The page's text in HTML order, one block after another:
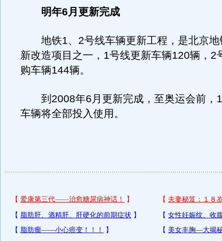
明年6月更新完成
地铁1、2号线车辆更新工程，是北京地
新改造项目之一，1号线更新车辆120辆，2
购车辆144辆。
到2008年6月更新完成，至奥运会前，
车辆将全部投入使用。